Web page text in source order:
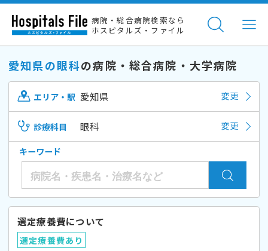
病院・総合病院検索なら
ホスピタルズ・ファイル
愛知県の眼科の病院・総合病院・大学病院
エリア・駅 愛知県 変更
診療科目 眼科 変更
キーワード
選定療養費について
選定療養費あり